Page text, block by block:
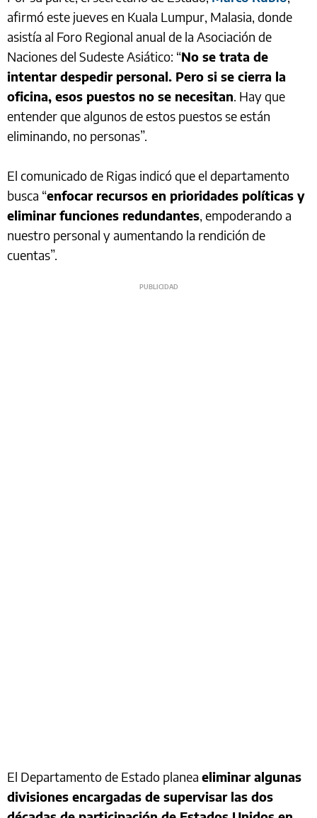
afirmó este jueves en Kuala Lumpur, Malasia, donde
asistía al Foro Regional anual de la Asociación de
Naciones del Sudeste Asiático: “No se trata de
intentar despedir personal. Pero si se cierra la
oficina, esos puestos no se necesitan. Hay que
entender que algunos de estos puestos se están
eliminando, no personas”.
El comunicado de Rigas indicó que el departamento
busca “enfocar recursos en prioridades políticas y
eliminar funciones redundantes, empoderando a
nuestro personal y aumentando la rendición de
cuentas”.
El Departamento de Estado planea eliminar algunas
divisiones encargadas de supervisar las dos